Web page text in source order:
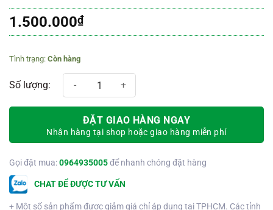
1.500.000₫
Còn hàng
Bó hoa 1342 số lượng
ĐẶT GIAO HÀNG NGAY
Nhận hàng tại shop hoặc giao hàng miễn phí
Gọi đặt mua:0964935005để nhanh chóng đặt hàng
CHAT ĐỂ ĐƯỢC TƯ VẤN
+ Một số sản phẩm được giảm giá chỉ áp dụng tại TPHCM. Các tỉnh